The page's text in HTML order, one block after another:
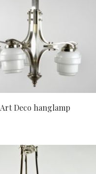
Art Deco hanglamp